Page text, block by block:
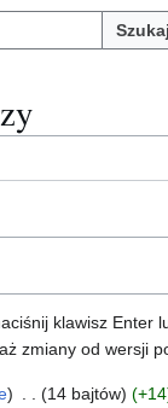
Szukaj
klawisz Enter
zmiany od wersji
14 bajtów +14